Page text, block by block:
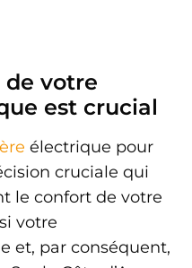
de votre
est crucial
électrique pour
cruciale qui
le confort de votre
votre
et, par conséquent,